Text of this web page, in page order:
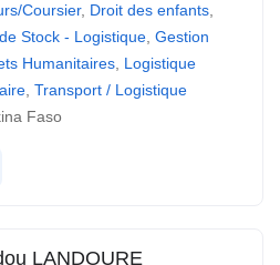
Coursier, Droit des enfants,
Stock - Logistique, Gestion
Humanitaires, Logistique
, Transport / Logistique
Faso
LANDOURE